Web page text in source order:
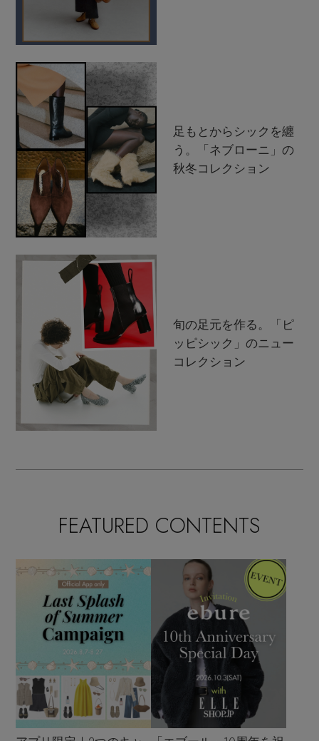
足もとからシックを纏
う。「ネブローニ」の
秋冬コレクション
旬の足元を作る。「ピ
ッピシック」のニュー
コレクション
FEATURED CONTENTS